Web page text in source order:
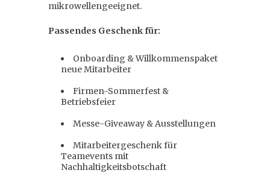
mikrowellengeeignet.
Passendes Geschenk für:
Onboarding & Willkommenspaket
neue Mitarbeiter
Firmen-Sommerfest &
Betriebsfeier
Messe-Giveaway & Ausstellungen
Mitarbeitergeschenk für
Teamevents mit
Nachhaltigkeitsbotschaft